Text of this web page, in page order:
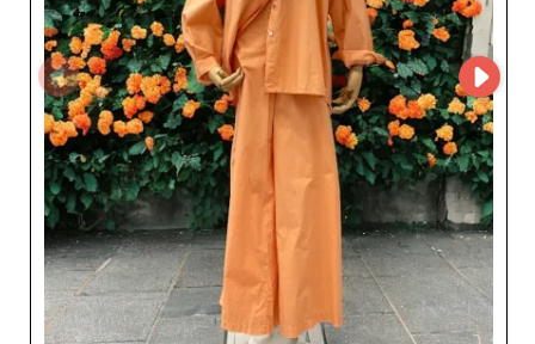
revendedores que desejam encantar suas clientelas com
coleções contemporâneas e elegantes. Ao optar por
FreeStyle Mode GmbH, os profissionais de moda têm a
certeza de colaborar com um parceiro que entende
tanto a importância das tendências atuais quanto a
necessidade de um serviço impecável. Assim, escolher
FreeStyle Mode GmbH é garantir um parceiro sólido para
impulsionar seu negócio com produtos de moda
feminina que combinam qualidade, estilo e inovação.